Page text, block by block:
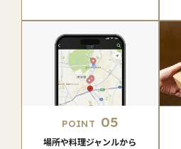
POINT 05
場所や料理ジャンルから